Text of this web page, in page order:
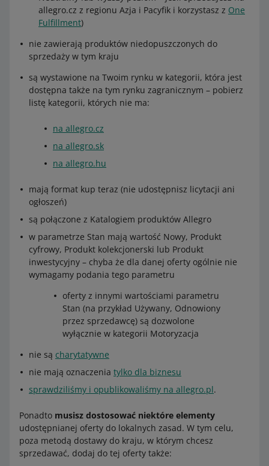
allegro.cz z regionu Azja i Pacyfik i korzystasz z One
Fulfillment)
nie zawierają produktów niedopuszczonych do
sprzedaży w tym kraju
są wystawione na Twoim rynku w kategorii, która jest
dostępna także na tym rynku zagranicznym – pobierz
listę kategorii, których nie ma:
na allegro.cz
na allegro.sk
na allegro.hu
mają format kup teraz (nie udostępnisz licytacji ani
ogłoszeń)
są połączone z Katalogiem produktów Allegro
w parametrze Stan mają wartość Nowy, Produkt
cyfrowy, Produkt kolekcjonerski lub Produkt
inwestycyjny – chyba że dla danej oferty ogólnie nie
wymagamy podania tego parametru
oferty z innymi wartościami parametru
Stan (na przykład Używany, Odnowiony
przez sprzedawcę) są dozwolone
wyłącznie w kategorii Motoryzacja
nie są charytatywne
nie mają oznaczenia tylko dla biznesu
sprawdziliśmy i opublikowaliśmy na allegro.pl.
Ponadto musisz dostosować niektóre elementy
udostępnianej oferty do lokalnych zasad. W tym celu,
poza metodą dostawy do kraju, w którym chcesz
sprzedawać, dodaj do tej oferty także: